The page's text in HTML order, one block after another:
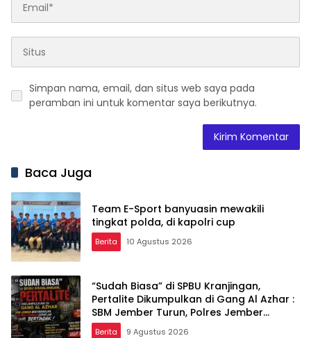
Simpan nama, email, dan situs web saya pada
peramban ini untuk komentar saya berikutnya.
Baca Juga
Team E-Sport banyuasin mewakili
tingkat polda, di kapolri cup
Berita 10 Agustus 2026
“Sudah Biasa” di SPBU Kranjingan,
Pertalite Dikumpulkan di Gang Al Azhar :
SBM Jember Turun, Polres Jember
Segera Menindak lanjuti !
Berita 9 Agustus 2026